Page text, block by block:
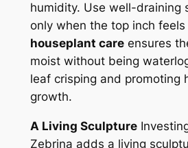
humidity. Use well-draining
only when the top inch
houseplant careensures
moist without being
leaf crisping and promoting
growth.
A Living Sculpture
Zebrina adds a living